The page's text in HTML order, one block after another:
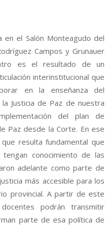
en el Salón Monteagudo del
Campos y Grunauer
es el resultado de un
interinstitucional que
en la enseñanza del
Justicia de Paz de nuestra
del plan de
Paz desde la Corte. En ese
resulta fundamental que
conocimiento de las
adelante como parte de
más accesible para los
provincial. A partir de este
podrán transmitir
parte de esa política de